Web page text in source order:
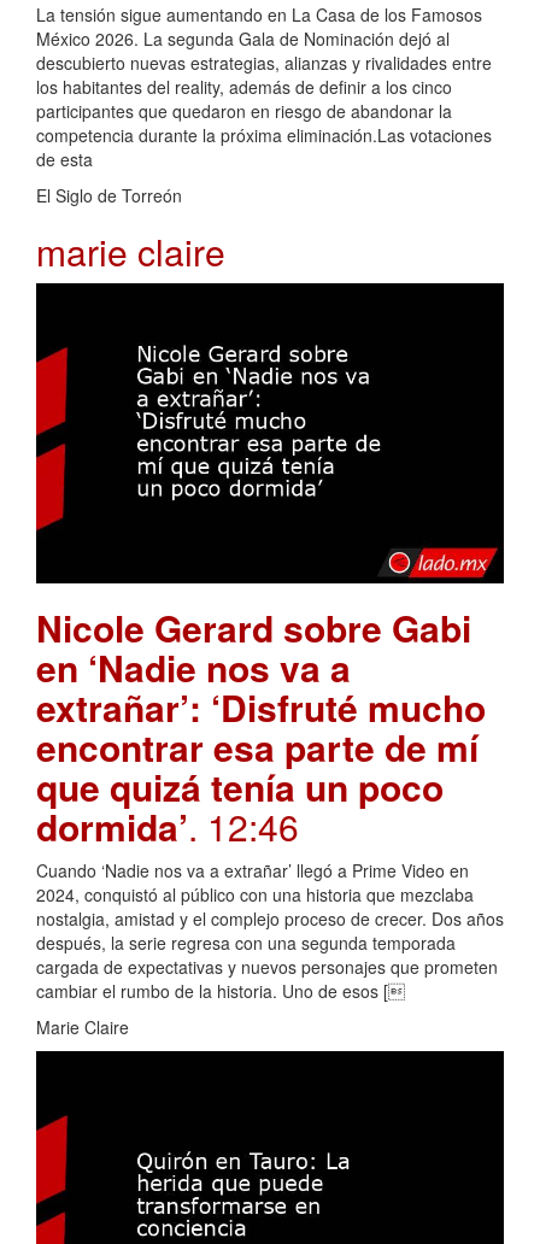
La tensión sigue aumentando en La Casa de los Famosos
México 2026. La segunda Gala de Nominación dejó al
descubierto nuevas estrategias, alianzas y rivalidades entre
los habitantes del reality, además de definir a los cinco
participantes que quedaron en riesgo de abandonar la
competencia durante la próxima eliminación.Las votaciones
de esta
El Siglo de Torreón
marie claire
Nicole Gerard sobre Gabi
en ‘Nadie nos va a
extrañar’: ‘Disfruté mucho
encontrar esa parte de mí
que quizá tenía un poco
dormida’. 12:46
Cuando ‘Nadie nos va a extrañar’ llegó a Prime Video en
2024, conquistó al público con una historia que mezclaba
nostalgia, amistad y el complejo proceso de crecer. Dos años
después, la serie regresa con una segunda temporada
cargada de expectativas y nuevos personajes que prometen
cambiar el rumbo de la historia. Uno de esos [
Marie Claire